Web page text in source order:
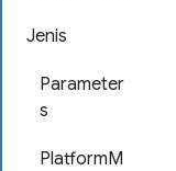
Jenis
Parameter
s
PlatformM